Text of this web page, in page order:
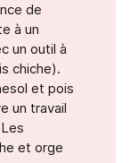
de
à un
un outil à
chiche).
et pois
un travail
et orge